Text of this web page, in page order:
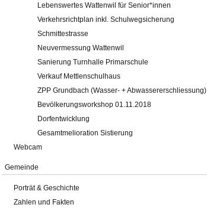
Lebenswertes Wattenwil für Senior*innen
Verkehrsrichtplan inkl. Schulwegsicherung
Schmittestrasse
Neuvermessung Wattenwil
Sanierung Turnhalle Primarschule
Verkauf Mettlenschulhaus
ZPP Grundbach (Wasser- + Abwassererschliessung)
Bevölkerungsworkshop 01.11.2018
Dorfentwicklung
Gesamtmelioration Sistierung
Webcam
Gemeinde
Porträt & Geschichte
Zahlen und Fakten